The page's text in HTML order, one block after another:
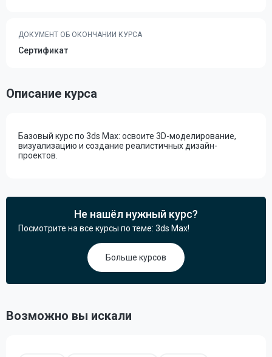
ДОКУМЕНТ ОБ ОКОНЧАНИИ КУРСА
Сертификат
Описание курса
Базовый курс по 3ds Max: освоите 3D-моделирование,
визуализацию и создание реалистичных дизайн-
проектов.
Не нашёл нужный курс?
Посмотрите на все курсы по теме: 3ds Max!
Больше курсов
Возможно вы искали